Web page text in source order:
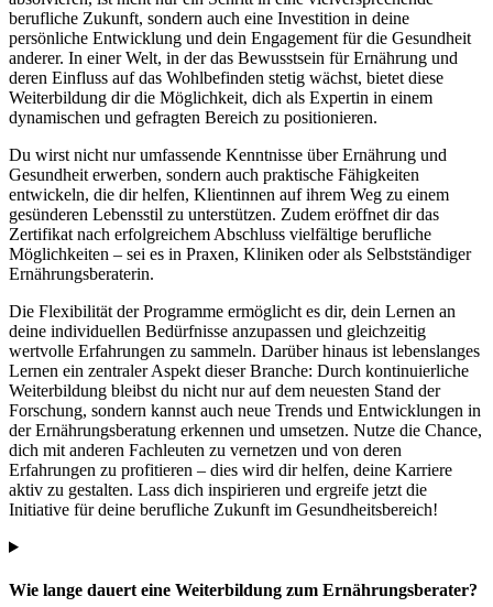
berufliche Zukunft, sondern auch eine Investition in deine
persönliche Entwicklung und dein Engagement für die Gesundheit
anderer. In einer Welt, in der das Bewusstsein für Ernährung und
deren Einfluss auf das Wohlbefinden stetig wächst, bietet diese
Weiterbildung dir die Möglichkeit, dich als Expertin in einem
dynamischen und gefragten Bereich zu positionieren.
Du wirst nicht nur umfassende Kenntnisse über Ernährung und
Gesundheit erwerben, sondern auch praktische Fähigkeiten
entwickeln, die dir helfen, Klientinnen auf ihrem Weg zu einem
gesünderen Lebensstil zu unterstützen. Zudem eröffnet dir das
Zertifikat nach erfolgreichem Abschluss vielfältige berufliche
Möglichkeiten – sei es in Praxen, Kliniken oder als Selbstständiger
Ernährungsberaterin.
Die Flexibilität der Programme ermöglicht es dir, dein Lernen an
deine individuellen Bedürfnisse anzupassen und gleichzeitig
wertvolle Erfahrungen zu sammeln. Darüber hinaus ist lebenslanges
Lernen ein zentraler Aspekt dieser Branche: Durch kontinuierliche
Weiterbildung bleibst du nicht nur auf dem neuesten Stand der
Forschung, sondern kannst auch neue Trends und Entwicklungen in
der Ernährungsberatung erkennen und umsetzen. Nutze die Chance,
dich mit anderen Fachleuten zu vernetzen und von deren
Erfahrungen zu profitieren – dies wird dir helfen, deine Karriere
aktiv zu gestalten. Lass dich inspirieren und ergreife jetzt die
Initiative für deine berufliche Zukunft im Gesundheitsbereich!
Wie lange dauert eine Weiterbildung zum Ernährungsberater?